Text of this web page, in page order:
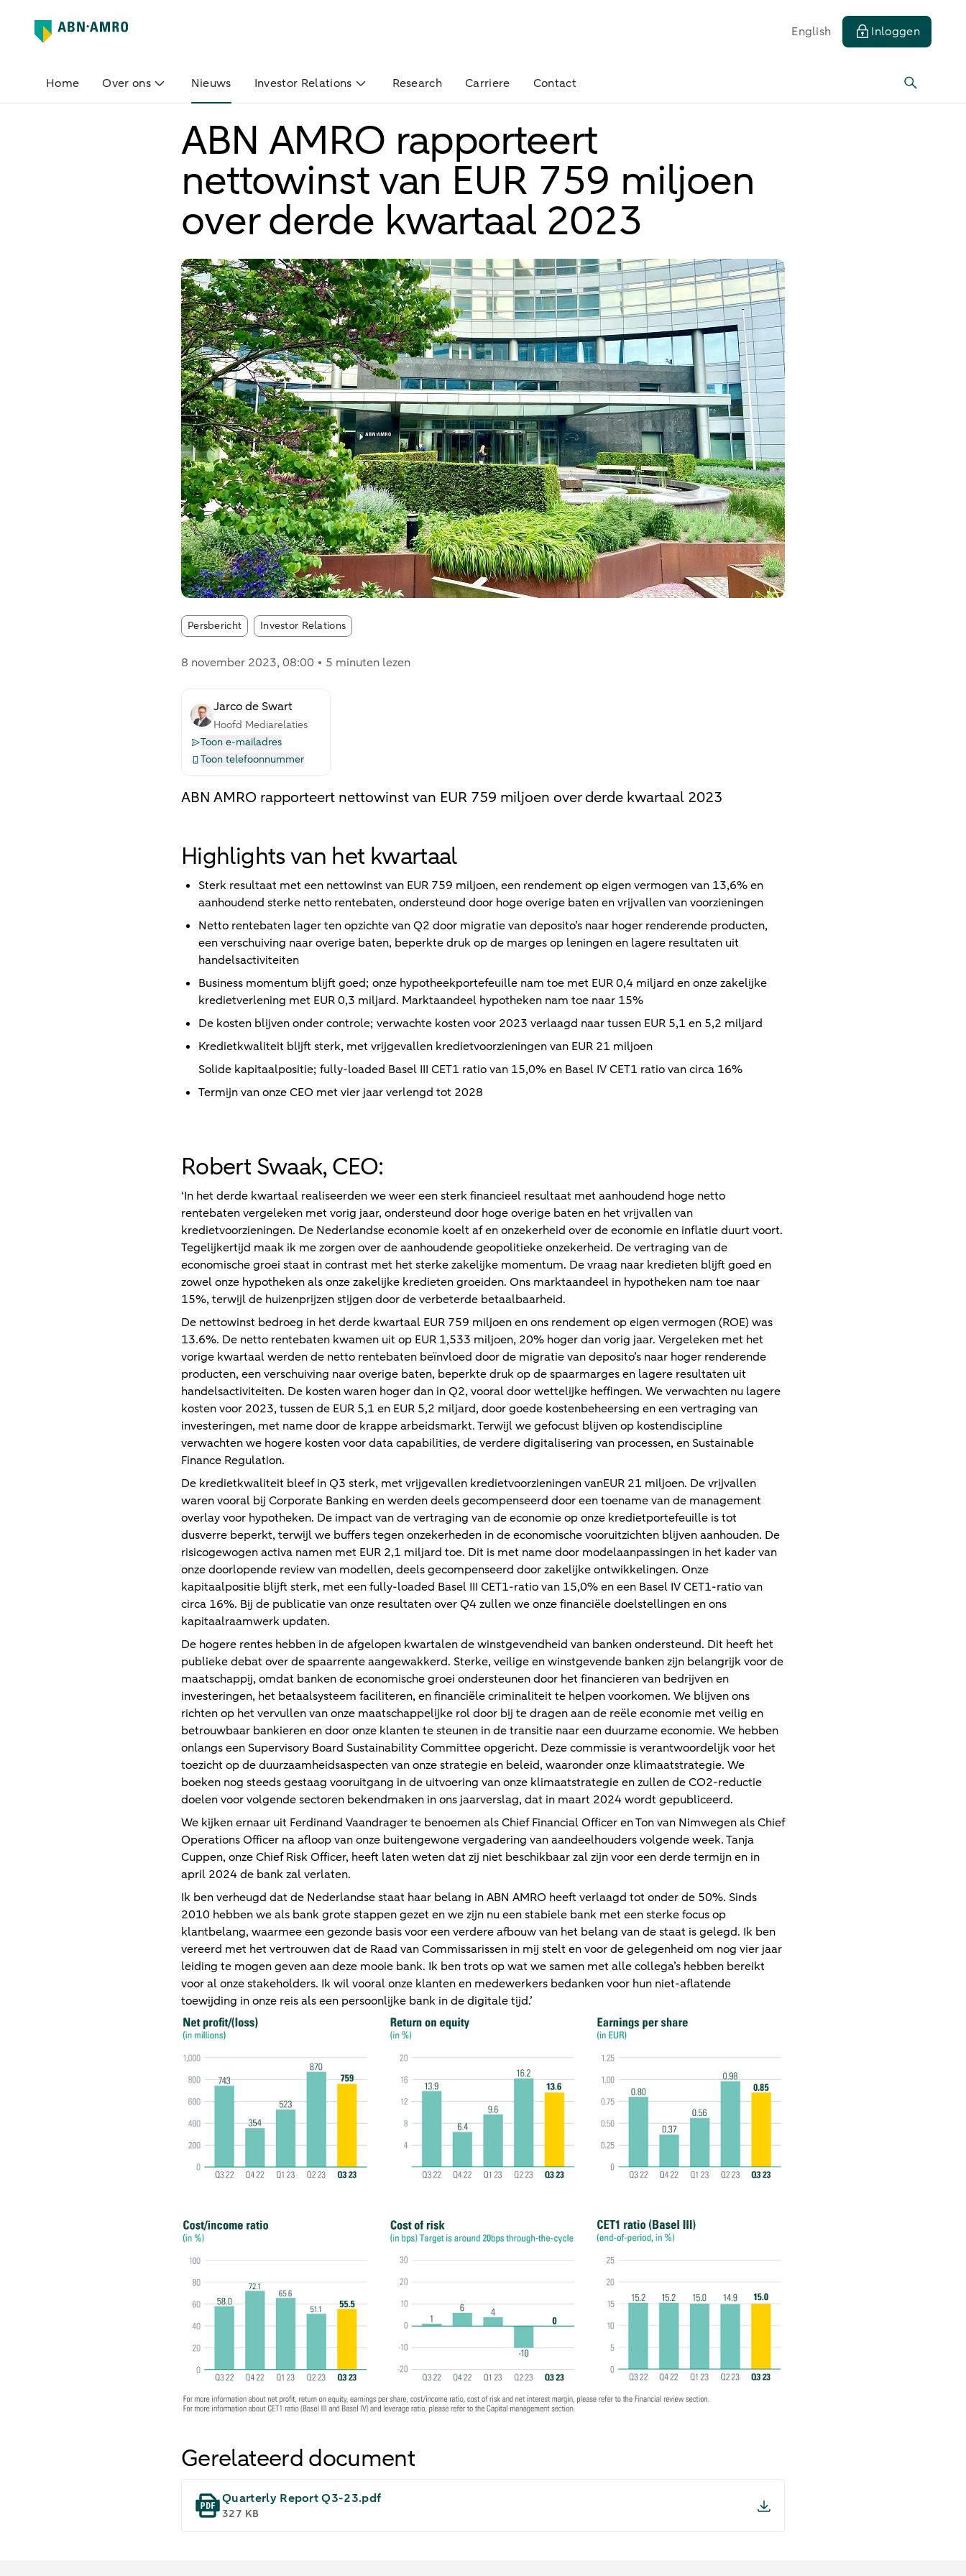
English Inloggen
Home Over ons Nieuws Investor Relations Research Carriere Contact
ABN AMRO rapporteert
nettowinst van EUR 759 miljoen
over derde kwartaal 2023
Persbericht Article tags:
Investor Relations
8 november 2023, 08:00 5 minuten lezen
Jarco de Swart
Hoofd Mediarelaties
Toon e-mailadres
Toon telefoonnummer
ABN AMRO rapporteert nettowinst van EUR 759 miljoen over derde kwartaal 2023
Highlights van het kwartaal
Sterk resultaat met een nettowinst van EUR 759 miljoen, een rendement op eigen vermogen van 13,6% en
aanhoudend sterke netto rentebaten, ondersteund door hoge overige baten en vrijvallen van voorzieningen
Netto rentebaten lager ten opzichte van Q2 door migratie van deposito’s naar hoger renderende producten,
een verschuiving naar overige baten, beperkte druk op de marges op leningen en lagere resultaten uit
handelsactiviteiten
Business momentum blijft goed; onze hypotheekportefeuille nam toe met EUR 0,4 miljard en onze zakelijke
kredietverlening met EUR 0,3 miljard. Marktaandeel hypotheken nam toe naar 15%
De kosten blijven onder controle; verwachte kosten voor 2023 verlaagd naar tussen EUR 5,1 en 5,2 miljard
Kredietkwaliteit blijft sterk, met vrijgevallen kredietvoorzieningen van EUR 21 miljoen
Solide kapitaalpositie; fully-loaded Basel III CET1 ratio van 15,0% en Basel IV CET1 ratio van circa 16%
Termijn van onze CEO met vier jaar verlengd tot 2028
Robert Swaak, CEO:
‘In het derde kwartaal realiseerden we weer een sterk financieel resultaat met aanhoudend hoge netto
rentebaten vergeleken met vorig jaar, ondersteund door hoge overige baten en het vrijvallen van
kredietvoorzieningen. De Nederlandse economie koelt af en onzekerheid over de economie en inflatie duurt voort.
Tegelijkertijd maak ik me zorgen over de aanhoudende geopolitieke onzekerheid. De vertraging van de
economische groei staat in contrast met het sterke zakelijke momentum. De vraag naar kredieten blijft goed en
zowel onze hypotheken als onze zakelijke kredieten groeiden. Ons marktaandeel in hypotheken nam toe naar
15%, terwijl de huizenprijzen stijgen door de verbeterde betaalbaarheid.
De nettowinst bedroeg in het derde kwartaal EUR 759 miljoen en ons rendement op eigen vermogen (ROE) was
13.6%. De netto rentebaten kwamen uit op EUR 1,533 miljoen, 20% hoger dan vorig jaar. Vergeleken met het
vorige kwartaal werden de netto rentebaten beïnvloed door de migratie van deposito’s naar hoger renderende
producten, een verschuiving naar overige baten, beperkte druk op de spaarmarges en lagere resultaten uit
handelsactiviteiten. De kosten waren hoger dan in Q2, vooral door wettelijke heffingen. We verwachten nu lagere
kosten voor 2023, tussen de EUR 5,1 en EUR 5,2 miljard, door goede kostenbeheersing en een vertraging van
investeringen, met name door de krappe arbeidsmarkt. Terwijl we gefocust blijven op kostendiscipline
verwachten we hogere kosten voor data capabilities, de verdere digitalisering van processen, en Sustainable
Finance Regulation.
De kredietkwaliteit bleef in Q3 sterk, met vrijgevallen kredietvoorzieningen vanEUR 21 miljoen. De vrijvallen
waren vooral bij Corporate Banking en werden deels gecompenseerd door een toename van de management
overlay voor hypotheken. De impact van de vertraging van de economie op onze kredietportefeuille is tot
dusverre beperkt, terwijl we buffers tegen onzekerheden in de economische vooruitzichten blijven aanhouden. De
risicogewogen activa namen met EUR 2,1 miljard toe. Dit is met name door modelaanpassingen in het kader van
onze doorlopende review van modellen, deels gecompenseerd door zakelijke ontwikkelingen. Onze
kapitaalpositie blijft sterk, met een fully-loaded Basel III CET1-ratio van 15,0% en een Basel IV CET1-ratio van
circa 16%. Bij de publicatie van onze resultaten over Q4 zullen we onze financiële doelstellingen en ons
kapitaalraamwerk updaten.
De hogere rentes hebben in de afgelopen kwartalen de winstgevendheid van banken ondersteund. Dit heeft het
publieke debat over de spaarrente aangewakkerd. Sterke, veilige en winstgevende banken zijn belangrijk voor de
maatschappij, omdat banken de economische groei ondersteunen door het financieren van bedrijven en
investeringen, het betaalsysteem faciliteren, en financiële criminaliteit te helpen voorkomen. We blijven ons
richten op het vervullen van onze maatschappelijke rol door bij te dragen aan de reële economie met veilig en
betrouwbaar bankieren en door onze klanten te steunen in de transitie naar een duurzame economie. We hebben
onlangs een Supervisory Board Sustainability Committee opgericht. Deze commissie is verantwoordelijk voor het
toezicht op de duurzaamheidsaspecten van onze strategie en beleid, waaronder onze klimaatstrategie. We
boeken nog steeds gestaag vooruitgang in de uitvoering van onze klimaatstrategie en zullen de CO2-reductie
doelen voor volgende sectoren bekendmaken in ons jaarverslag, dat in maart 2024 wordt gepubliceerd.
We kijken ernaar uit Ferdinand Vaandrager te benoemen als Chief Financial Officer en Ton van Nimwegen als Chief
Operations Officer na afloop van onze buitengewone vergadering van aandeelhouders volgende week. Tanja
Cuppen, onze Chief Risk Officer, heeft laten weten dat zij niet beschikbaar zal zijn voor een derde termijn en in
april 2024 de bank zal verlaten.
Ik ben verheugd dat de Nederlandse staat haar belang in ABN AMRO heeft verlaagd tot onder de 50%. Sinds
2010 hebben we als bank grote stappen gezet en we zijn nu een stabiele bank met een sterke focus op
klantbelang, waarmee een gezonde basis voor een verdere afbouw van het belang van de staat is gelegd. Ik ben
vereerd met het vertrouwen dat de Raad van Commissarissen in mij stelt en voor de gelegenheid om nog vier jaar
leiding te mogen geven aan deze mooie bank. Ik ben trots op wat we samen met alle collega’s hebben bereikt
voor al onze stakeholders. Ik wil vooral onze klanten en medewerkers bedanken voor hun niet-aflatende
toewijding in onze reis als een persoonlijke bank in de digitale tijd.’
Gerelateerd document
Quarterly Report Q3-23.pdf
327 KB